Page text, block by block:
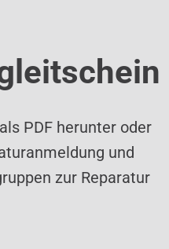
PDF herunter oder
und
zur Reparatur